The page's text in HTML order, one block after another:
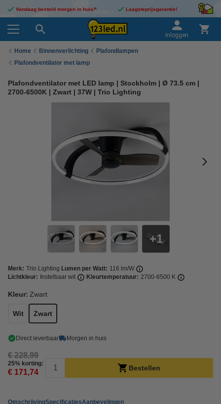
Vandaag besteld morgen in huis!* Laagsteprijsgarantie!
Inloggen
Home Binnenverlichting
Plafondlampen
Plafondventilator met lamp
Plafondventilator met LED lamp | Stockholm | Ø 73.5 cm |
2700-6500K | Zwart | 37W | Trio Lighting
1
Merk: Trio Lighting Lumen per Watt: 116 lm/W
Lichtkleur:
Instelbaar wit Kleurtemperatuur: 2700-6500 K
Kleur: Zwart
Wit Zwart
Direct leverbaar Morgen in huis
€ 228,99
25% korting:
€ 171,74 Bestellen
OmschrijvingSpecificatiesAanbevelingen